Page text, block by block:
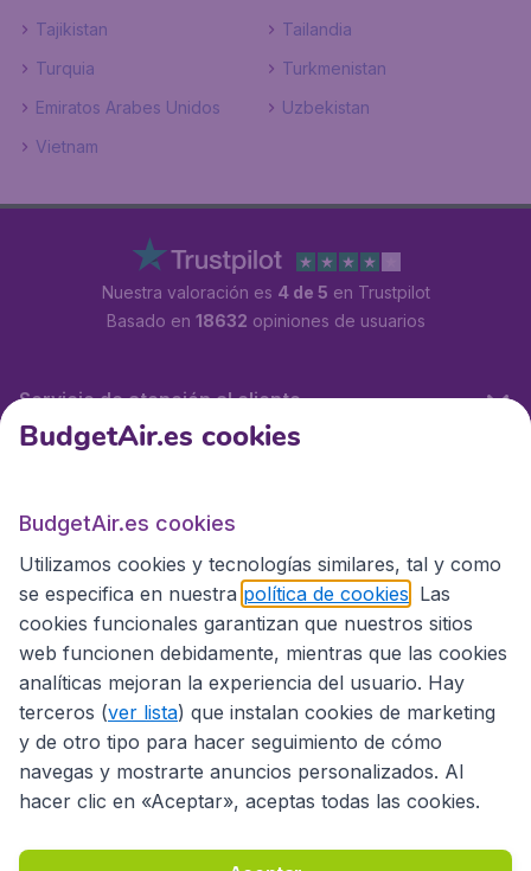
Tajikistan
Tailandia
Turquia
Turkmenistan
Emiratos Arabes Unidos
Uzbekistan
Vietnam
Nuestra valoración es 4 de 5 en Trustpilot
Basado en 18632 opiniones de usuarios
Servicio de atención al cliente
Sitios internacionales
BudgetAir.es cookies
BudgetAir.es cookies
Utilizamos cookies y tecnologías similares, tal y como
se especifica en nuestra política de cookies . Las
cookies funcionales garantizan que nuestros sitios
web funcionen debidamente, mientras que las cookies
analíticas mejoran la experiencia del usuario. Hay
terceros (ver lista) que instalan cookies de marketing
y de otro tipo para hacer seguimiento de cómo
navegas y mostrarte anuncios personalizados. Al
hacer clic en «Aceptar», aceptas todas las cookies.